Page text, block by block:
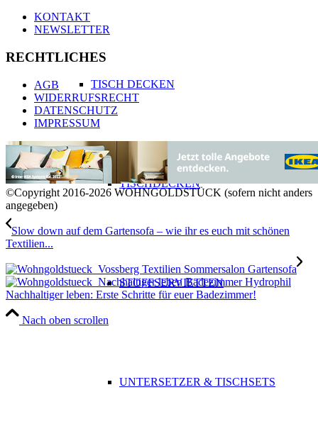
TISCH DECKEN
TISCHDECKEN
STOFFSERVIETTEN
UNTERSETZER & TISCHSETS
KONTAKT
NEWSLETTER
RECHTLICHES
AGB
WIDERRUFSRECHT
DATENSCHUTZ
IMPRESSUM
©Copyright 2016-2026 WOHNGOLDSTÜCK (sofern nicht anders
angegeben)
Slow down auf dem Gartensofa – wie ihr es euch mit schönen
Textilien...
Nachhaltiger leben: Erste Schritte für euer Badezimmer!
Nach oben scrollen